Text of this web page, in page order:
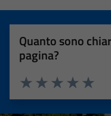
Quanto sono
pagina?
Valuta
Valuta 4
Valuta 3 stelle
Valuta 2 stelle su 5
Valuta 1 stelle su 5